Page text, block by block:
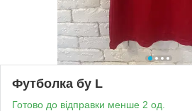
Футболка бу L
Готово до відправки менше 2 од.